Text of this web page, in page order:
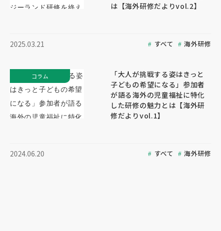
は【海外研修だよりvol.2】
2025.03.21 すべて 海外研修
「大人が挑戦する姿はきっと
子どもの希望になる」参加者
が語る海外の児童福祉に特化
した研修の魅力とは【海外研
修だよりvol.1】
2024.06.20 すべて 海外研修
コラム